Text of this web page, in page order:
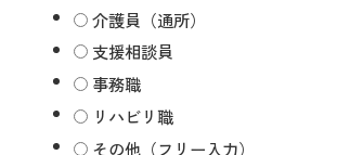
介護員（通所）
支援相談員
事務職
リハビリ職
その他（フリー入力）